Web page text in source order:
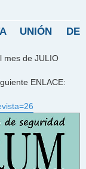
UNIÓN DE
mes de JULIO
ENLACE: